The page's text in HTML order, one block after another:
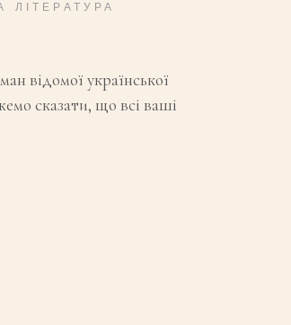
ЛІТЕРАТУРА
відомої української
сказати, що всі ваші